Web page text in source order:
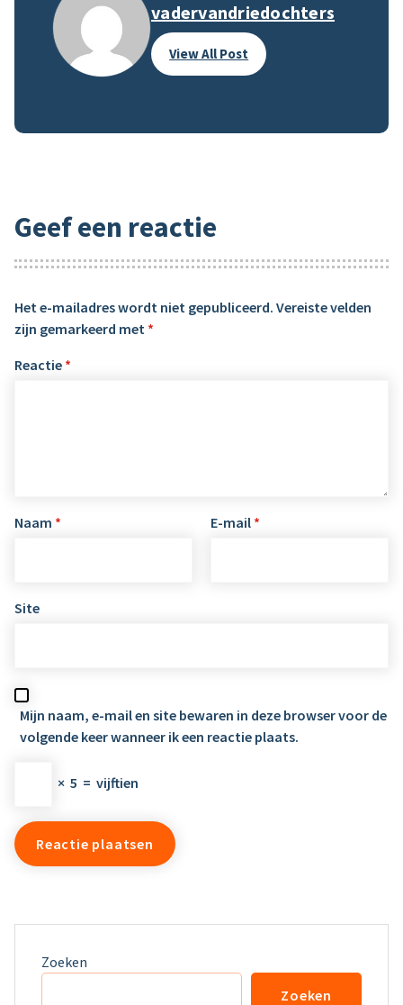
vadervandriedochters
View All Post
Geef een reactie
Het e-mailadres wordt niet gepubliceerd. Vereiste velden
zijn gemarkeerd met *
Reactie *
Naam * E-mail *
Site
Mijn naam, e-mail en site bewaren in deze browser voor de
volgende keer wanneer ik een reactie plaats.
× 5 = vijftien
Zoeken
Zoeken